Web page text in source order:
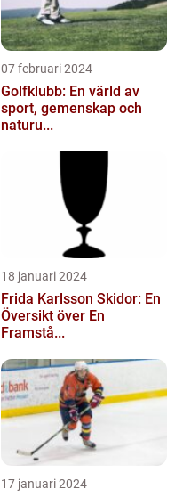
07 februari 2024
Golfklubb: En värld av
sport, gemenskap och
naturu...
18 januari 2024
Frida Karlsson Skidor: En
Översikt över En
Framstå...
17 januari 2024